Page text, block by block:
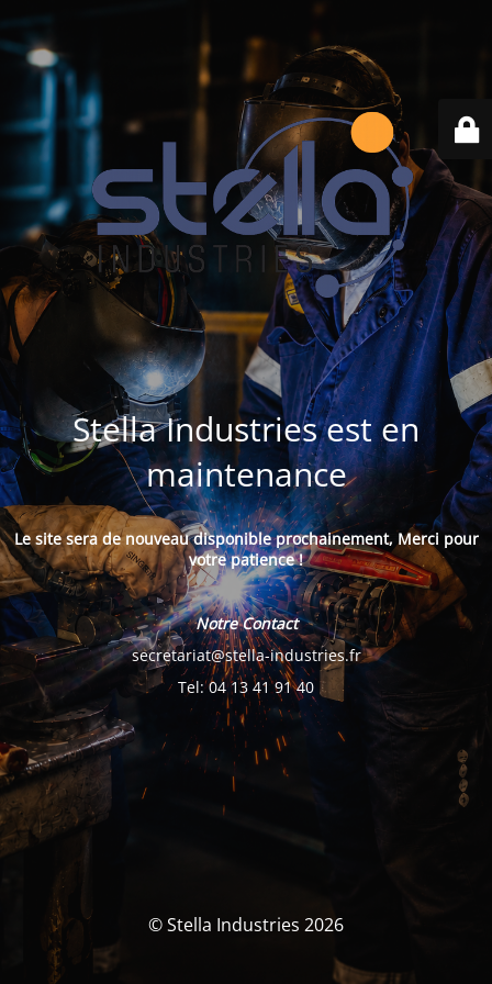
Stella Industries est en
maintenance
Le site sera de nouveau disponible prochainement, Merci pour
votre patience !
Notre Contact
secretariat@stella-industries.fr
Tel: 04 13 41 91 40
© Stella Industries 2026